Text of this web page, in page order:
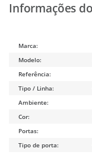
Marca:
Modelo:
Referência:
Tipo / Linha:
Ambiente:
Cor:
Portas:
Tipo de porta: